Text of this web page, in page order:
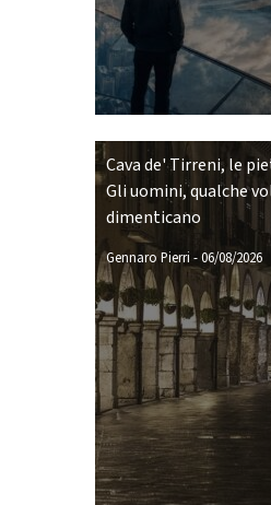
Cava de' Tirreni, le
Gli uomini, qualche
dimenticano
Gennaro Pierri -06/08/2026